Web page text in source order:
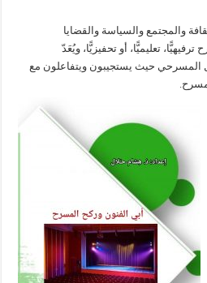
والمجتمع والسياسة والقضايا
تعليميًّا، أو تحفيزيًّا، ويُعَدّ
المسرحي حيث يستجيبون ويتفاعلون مع